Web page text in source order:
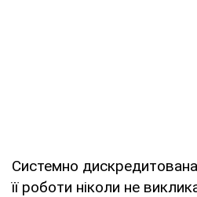
Системно
її роботи ніколи не